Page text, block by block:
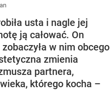
usta i nagle jej
ją całować. On
w nim obcego
zmienia
partnera,
którego kocha –